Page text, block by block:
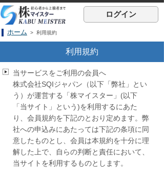
ログイン
ホーム > 利用規約
利用規約
当サービスをご利用の会員へ
株式会社SQIジャパン（以下「弊社」とい
う）が運営する「株マイスター」(以下
「当サイト」という)を利用するにあた
り、会員規約を下記のとおり定めます。弊
社への申込みにあたっては下記の条項に同
意したものとし、会員は本規約を十分に理
解した上で、自らの判断と責任において、
当サイトを利用するものとします。